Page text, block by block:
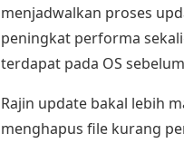
menjadwalkan proses
peningkat performa
terdapat pada OS
Rajin update bakal lebih
menghapus file kurang